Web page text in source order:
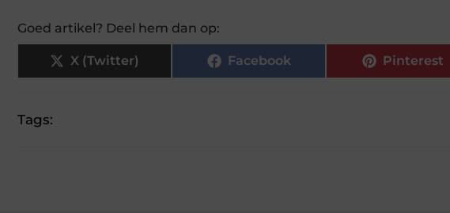
Goed artikel? Deel hem dan op:
X (Twitter) Facebook Pinterest
Tags: